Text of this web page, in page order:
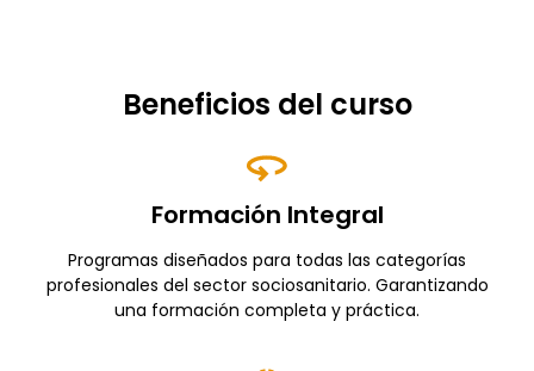
Beneficios del curso
Formación Integral
Programas diseñados para todas las categorías
profesionales del sector sociosanitario. Garantizando
una formación completa y práctica.